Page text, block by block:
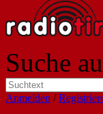
Suche
Anmelden /